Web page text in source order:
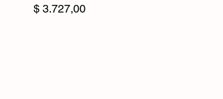
Precio
$ 3.727,00